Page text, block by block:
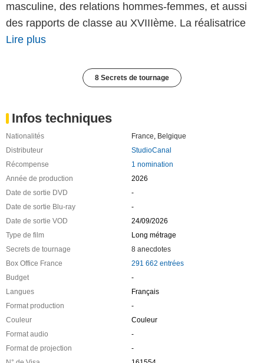
masculine, des relations hommes-femmes, et aussi
des rapports de classe au XVIIIème. La réalisatrice
Lire plus
8 Secrets de tournage
Infos techniques
Nationalités France, Belgique
Distributeur
StudioCanal
Récompense
1 nomination
Année de production
2026
Date de sortie DVD
-
Date de sortie Blu-ray
-
Date de sortie VOD
24/09/2026
Type de film
Long métrage
Secrets de tournage
8 anecdotes
Box Office France
291 662 entrées
Budget
-
Langues
Français
Format production
-
Couleur
Couleur
Format audio
-
Format de projection
-